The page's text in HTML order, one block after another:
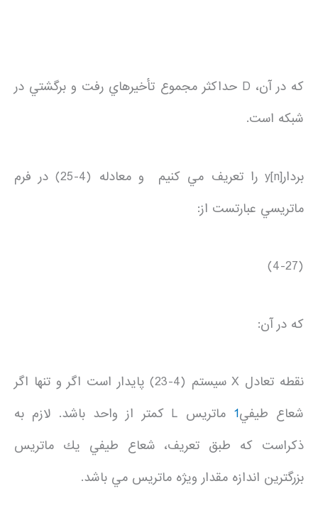
كه در آن، D حداكثر مجموع تأخيرهاي رفت و برگشتي در
شبكه است.
بردارy[n] را تعريف مي كنيم و معادله (4-25) در فرم
ماتريسي عبارتست از:
(4-27)
كه در آن:
نقطه تعادل X سيستم (4-23) پايدار است اگر و تنها اگر
شعاع طيفي1
ماتريس L كمتر از واحد باشد. لازم به
ذكراست كه طبق تعريف، شعاع طيفي يك ماتريس
بزرگترين اندازه مقدار ويژه ماتريس مي باشد.